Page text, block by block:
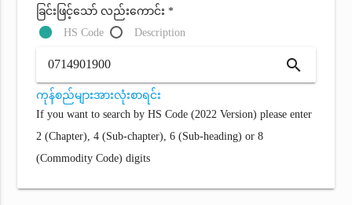
ခြင်းဖြင့်သော် လည်းကောင်း *
HS Code
Description
search
ကုန်စည်များအားလုံးစာရင်း
If you want to search by HS Code (2022 Version) please enter
2 (Chapter), 4 (Sub-chapter), 6 (Sub-heading) or 8
(Commodity Code) digits